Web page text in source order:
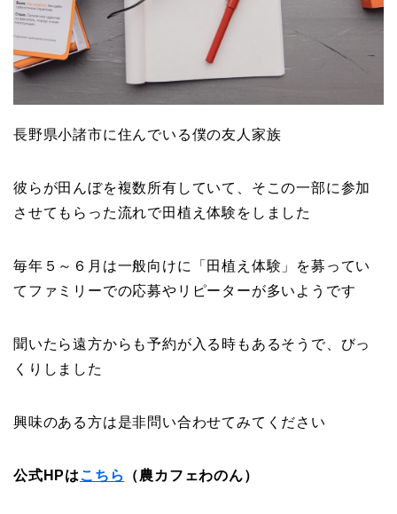
長野県小諸市に住んでいる僕の友人家族
彼らが田んぼを複数所有していて、そこの一部に参加
させてもらった流れで田植え体験をしました
毎年５～６月は一般向けに「田植え体験」を募ってい
てファミリーでの応募やリピーターが多いようです
聞いたら遠方からも予約が入る時もあるそうで、びっ
くりしました
興味のある方は是非問い合わせてみてください
公式HPは こちら （農カフェわのん）